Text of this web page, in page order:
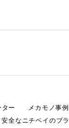
ー
メカモノ事
全なニチベイのブ